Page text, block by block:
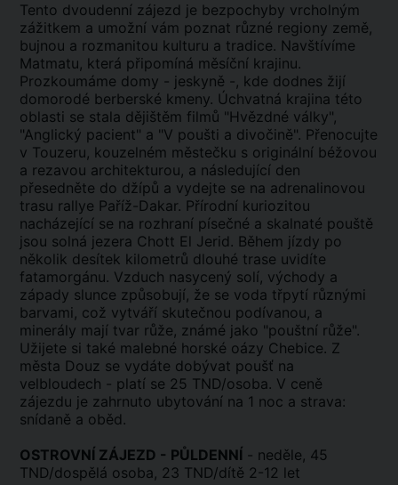
Tento dvoudenní zájezd je bezpochyby vrcholným
zážitkem a umožní vám poznat různé regiony země,
bujnou a rozmanitou kulturu a tradice. Navštívíme
Matmatu, která připomíná měsíční krajinu.
Prozkoumáme domy - jeskyně -, kde dodnes žijí
domorodé berberské kmeny. Úchvatná krajina této
oblasti se stala dějištěm filmů "Hvězdné války",
"Anglický pacient" a "V poušti a divočině". Přenocujte
v Touzeru, kouzelném městečku s originální béžovou
a rezavou architekturou, a následující den
přesedněte do džípů a vydejte se na adrenalinovou
trasu rallye Paříž-Dakar. Přírodní kuriozitou
nacházející se na rozhraní písečné a skalnaté pouště
jsou solná jezera Chott El Jerid. Během jízdy po
několik desítek kilometrů dlouhé trase uvidíte
fatamorgánu. Vzduch nasycený solí, východy a
západy slunce způsobují, že se voda třpytí různými
barvami, což vytváří skutečnou podívanou, a
minerály mají tvar růže, známé jako "pouštní růže".
Užijete si také malebné horské oázy Chebice. Z
města Douz se vydáte dobývat poušť na
velbloudech - platí se 25 TND/osoba. V ceně
zájezdu je zahrnuto ubytování na 1 noc a strava:
snídaně a oběd.
OSTROVNÍ ZÁJEZD - PŮLDENNÍ - neděle, 45
TND/dospělá osoba, 23 TND/dítě 2-12 let